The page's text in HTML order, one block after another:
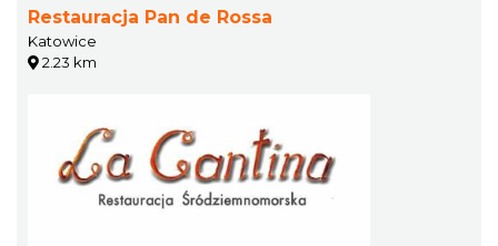
Restauracja Pan de Rossa
Katowice
2.23 km